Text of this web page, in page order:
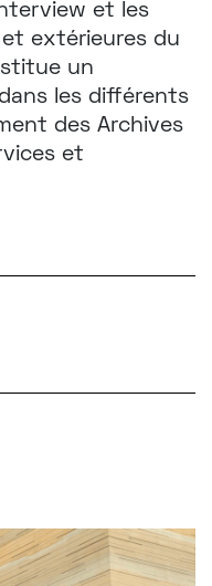
et les
extérieures du
un
les différents
des Archives
et